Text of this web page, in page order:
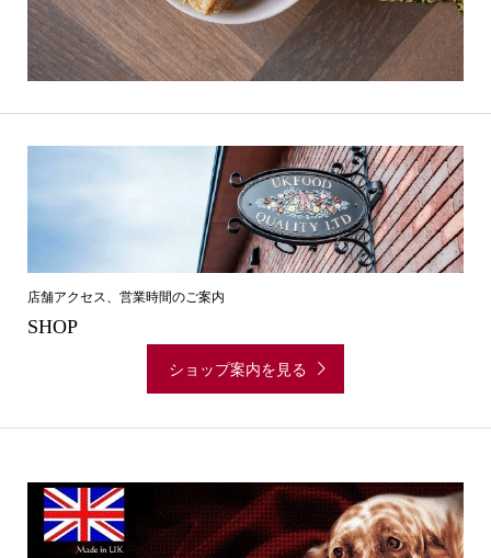
店舗アクセス、営業時間のご案内
SHOP
ショップ案内を見る